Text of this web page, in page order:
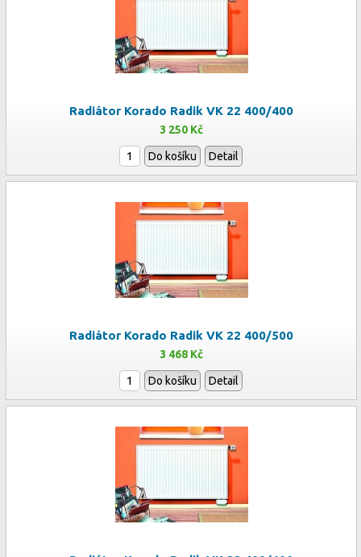
Radiátor Korado Radik VK 22 400/400
3 250 Kč
Do košíku Detail
Radiátor Korado Radik VK 22 400/500
3 468 Kč
Do košíku Detail